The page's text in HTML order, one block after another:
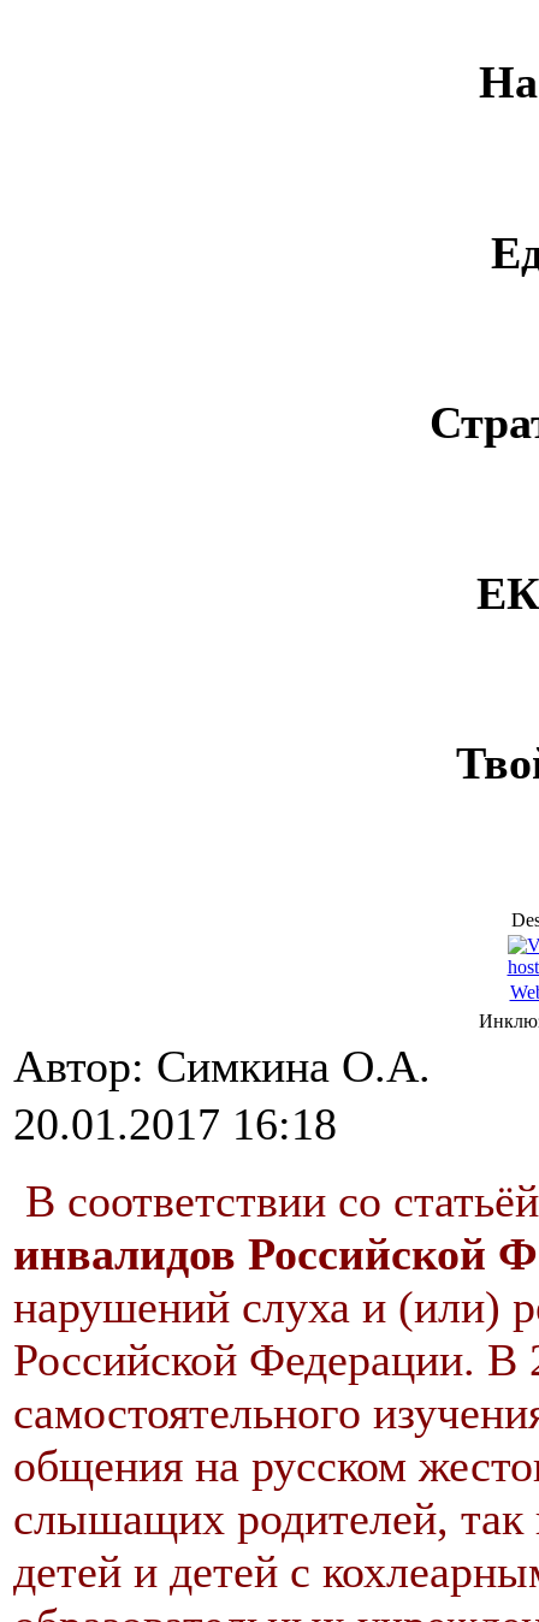
Автор: Симкина О.А.
20.01.2017 16:18
В соответствии со
инвалидов Российской
нарушений слуха и (или)
Российской Федерации. В
самостоятельного
общения на русском
слышащих родителей, так
детей и детей с